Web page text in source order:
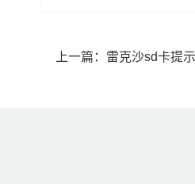
上一篇： 雷克沙sd卡提示格式化怎么恢复数据(雷克沙sd